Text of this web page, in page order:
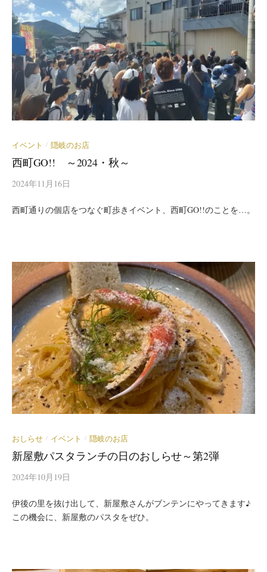
イベント / 隠岐のお店
西町GO!! ～2024・秋～
2024年11月16日
西町通りの個店をつなぐ町歩きイベント、西町GO!!のことを…。
おしらせ / イベント / 隠岐のお店
新屋敷パスタランチの日のおしらせ～第2弾
2024年10月19日
伊後の里を抜け出して、新屋敷さんがブンテンにやってきます♪
この機会に、新屋敷のパスタをぜひ。